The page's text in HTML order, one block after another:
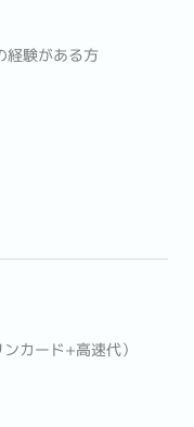
経験がある方
カード+高速代）